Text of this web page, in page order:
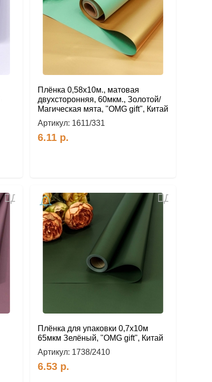
Плёнка 0,58х10м., матовая
двухсторонняя, 60мкм., Золотой/
Магическая мята, "OMG gift", Китай
Артикул: 1611/331
6.11 р.
Добавить
в
избранное
Добавить
Плёнка для упаковки 0,7х10м
65мкм Зелёный, "OMG gift", Китай
Артикул: 1738/2410
6.53 р.